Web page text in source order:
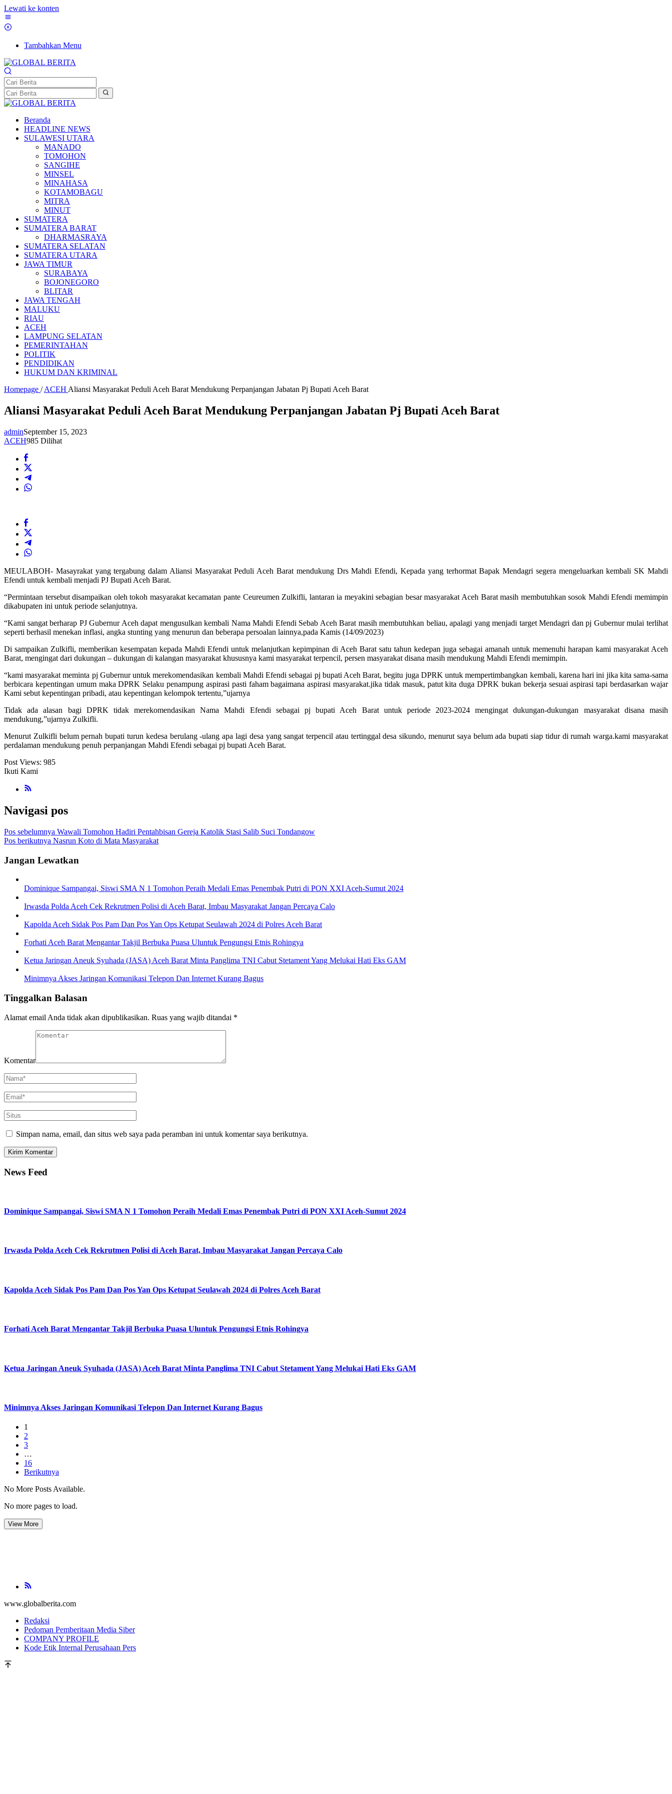
Lewati ke konten
Tambahkan Menu
Beranda
HEADLINE NEWS
SULAWESI UTARA
MANADO
TOMOHON
SANGIHE
MINSEL
MINAHASA
KOTAMOBAGU
MITRA
MINUT
SUMATERA
SUMATERA BARAT
DHARMASRAYA
SUMATERA SELATAN
SUMATERA UTARA
JAWA TIMUR
SURABAYA
BOJONEGORO
BLITAR
JAWA TENGAH
MALUKU
RIAU
ACEH
LAMPUNG SELATAN
PEMERINTAHAN
POLITIK
PENDIDIKAN
HUKUM DAN KRIMINAL
Homepage / ACEH Aliansi Masyarakat Peduli Aceh Barat Mendukung Perpanjangan Jabatan Pj Bupati Aceh Barat
Aliansi Masyarakat Peduli Aceh Barat Mendukung Perpanjangan Jabatan Pj Bupati Aceh Barat
adminSeptember 15, 2023
ACEH985 Dilihat
MEULABOH- Masayrakat yang tergabung dalam Aliansi Masyarakat Peduli Aceh Barat mendukung Drs Mahdi Efendi, Kepada yang terhormat Bapak Mendagri segera mengeluarkan kembali SK Mahdi
Efendi untuk kembali menjadi PJ Bupati Aceh Barat.
“Permintaan tersebut disampaikan oleh tokoh masyarakat kecamatan pante Ceureumen Zulkifli, lantaran ia meyakini sebagian besar masyarakat Aceh Barat masih membutuhkan sosok Mahdi Efendi memimpin
dikabupaten ini untuk periode selanjutnya.
“Kami sangat berharap PJ Gubernur Aceh dapat mengusulkan kembali Nama Mahdi Efendi Sebab Aceh Barat masih membutuhkan beliau, apalagi yang menjadi target Mendagri dan pj Gubernur mulai terlihat
seperti berhasil menekan inflasi, angka stunting yang menurun dan beberapa persoalan lainnya,pada Kamis (14/09/2023)
Di sampaikan Zulkifli, memberikan kesempatan kepada Mahdi Efendi untuk melanjutkan kepimpinan di Aceh Barat satu tahun kedepan juga sebagai amanah untuk memenuhi harapan kami masyarakat Aceh
Barat, mengingat dari dukungan – dukungan di kalangan masyarakat khususnya kami masyarakat terpencil, persen masyarakat disana masih mendukung Mahdi Efendi memimpin.
“kami masyarakat meminta pj Gubernur untuk merekomendasikan kembali Mahdi Efendi sebagai pj bupati Aceh Barat, begitu juga DPRK untuk mempertimbangkan kembali, karena hari ini jika kita sama-sama
berbicara kepentingan umum maka DPRK Selaku penampung aspirasi pasti faham bagaimana aspirasi masyarakat.jika tidak masuk, patut kita duga DPRK bukan bekerja sesuai aspirasi tapi berdasarkan wajar
Kami sebut kepentingan pribadi, atau kepentingan kelompok tertentu,”ujarnya
Tidak ada alasan bagi DPRK tidak merekomendasikan Nama Mahdi Efendi sebagai pj bupati Aceh Barat untuk periode 2023-2024 mengingat dukungan-dukungan masyarakat disana masih
mendukung,”ujarnya Zulkifli.
Menurut Zulkifli belum pernah bupati turun kedesa berulang -ulang apa lagi desa yang sangat terpencil atau tertinggal desa sikundo, menurut saya belum ada bupati siap tidur di rumah warga.kami masyarakat
perdalaman mendukung penuh perpanjangan Mahdi Efendi sebagai pj bupati Aceh Barat.
Post Views: 985
Ikuti Kami
Navigasi pos
Pos sebelumnya Wawali Tomohon Hadiri Pentahbisan Gereja Katolik Stasi Salib Suci Tondangow
Pos berikutnya Nasrun Koto di Mata Masyarakat
Jangan Lewatkan
Dominique Sampangai, Siswi SMA N 1 Tomohon Peraih Medali Emas Penembak Putri di PON XXI Aceh-Sumut 2024
Irwasda Polda Aceh Cek Rekrutmen Polisi di Aceh Barat, Imbau Masyarakat Jangan Percaya Calo
Kapolda Aceh Sidak Pos Pam Dan Pos Yan Ops Ketupat Seulawah 2024 di Polres Aceh Barat
Forhati Aceh Barat Mengantar Takjil Berbuka Puasa Uluntuk Pengungsi Etnis Rohingya
Ketua Jaringan Aneuk Syuhada (JASA) Aceh Barat Minta Panglima TNI Cabut Stetament Yang Melukai Hati Eks GAM
Minimnya Akses Jaringan Komunikasi Telepon Dan Internet Kurang Bagus
Tinggalkan Balasan
Alamat email Anda tidak akan dipublikasikan. Ruas yang wajib ditandai *
Komentar
Simpan nama, email, dan situs web saya pada peramban ini untuk komentar saya berikutnya.
News Feed
Dominique Sampangai, Siswi SMA N 1 Tomohon Peraih Medali Emas Penembak Putri di PON XXI Aceh-Sumut 2024
Irwasda Polda Aceh Cek Rekrutmen Polisi di Aceh Barat, Imbau Masyarakat Jangan Percaya Calo
Kapolda Aceh Sidak Pos Pam Dan Pos Yan Ops Ketupat Seulawah 2024 di Polres Aceh Barat
Forhati Aceh Barat Mengantar Takjil Berbuka Puasa Uluntuk Pengungsi Etnis Rohingya
Ketua Jaringan Aneuk Syuhada (JASA) Aceh Barat Minta Panglima TNI Cabut Stetament Yang Melukai Hati Eks GAM
Minimnya Akses Jaringan Komunikasi Telepon Dan Internet Kurang Bagus
1
2
3
…
16
Berikutnya
No More Posts Available.
No more pages to load.
View More
www.globalberita.com
Redaksi
Pedoman Pemberitaan Media Siber
COMPANY PROFILE
Kode Etik Internal Perusahaan Pers